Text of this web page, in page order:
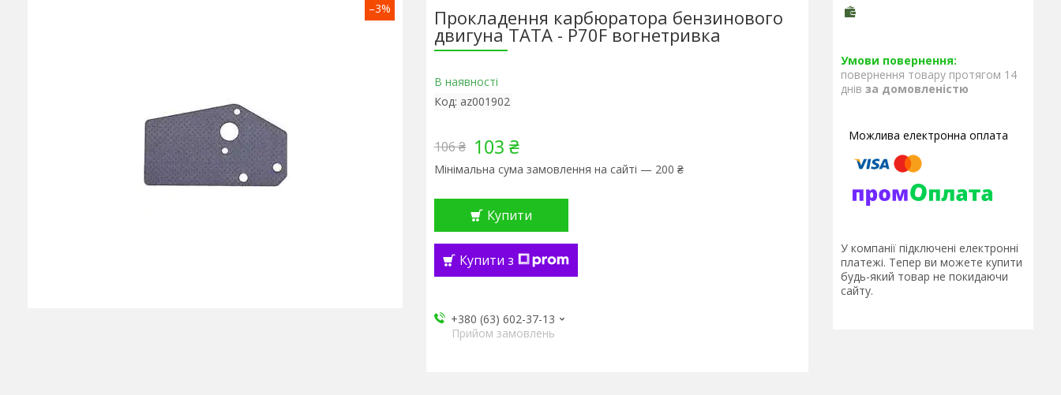
–3% Прокладення карбюратора бензинового
двигуна ТАТА - P70F вогнетривка
В наявності
Код: az001902
106 ₴ 103 ₴
Мінімальна сума замовлення на сайті — 200 ₴
Купити
Купити з
+380 (63) 602-37-13
Прийом замовлень
повернення товару протягом 14
днів за домовленістю
У компанії підключені електронні
платежі. Тепер ви можете купити
будь-який товар не покидаючи
сайту.